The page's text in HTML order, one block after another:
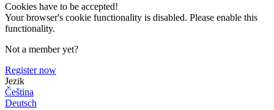
Cookies have to be accepted!
Your browser's cookie functionality is disabled. Please enable this
functionality.
Not a member yet?
Register now
Jezik
Čeština
Deutsch